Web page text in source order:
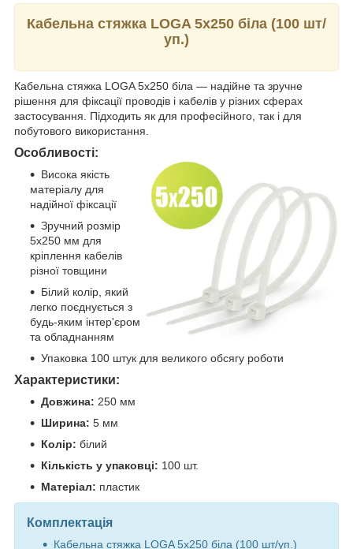
Кабельна стяжка LOGA 5х250 біла (100 шт/
уп.)
Кабельна стяжка LOGA 5х250 біла — надійне та зручне
рішення для фіксації проводів і кабелів у різних сферах
застосування. Підходить як для професійного, так і для
побутового використання.
Особливості:
Висока якість
матеріалу для
надійної фіксації
Зручний розмір
5х250 мм для
кріплення кабелів
різної товщини
Білий колір, який
легко поєднується з
будь-яким інтер'єром
та обладнанням
Упаковка 100 штук для великого обсягу роботи
Характеристики:
Довжина: 250 мм
Ширина: 5 мм
Колір: білий
Кількість у упаковці: 100 шт.
Матеріал: пластик
Комплектація
Кабельна стяжка LOGA 5х250 біла (100 шт/уп.)